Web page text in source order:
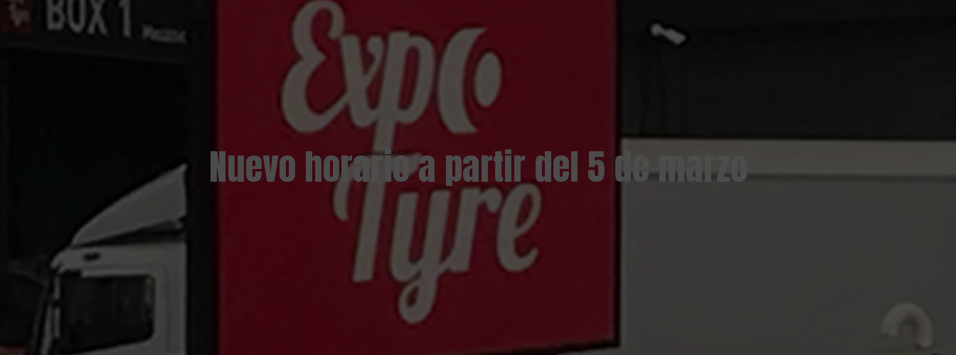
Nuevo horario a partir del 5 de marzo